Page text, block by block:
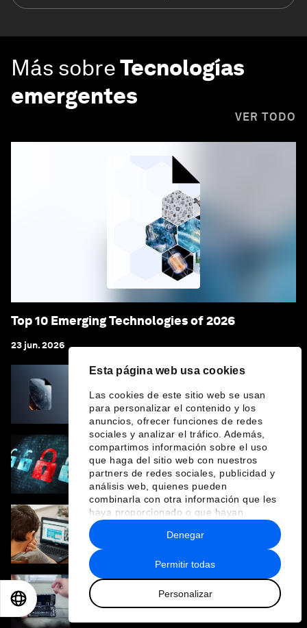
Esta página web usa cookies
Las cookies de este sitio web se usan
para personalizar el contenido y los
anuncios, ofrecer funciones de redes
sociales y analizar el tráfico. Además,
compartimos información sobre el uso
que haga del sitio web con nuestros
partners de redes sociales, publicidad y
análisis web, quienes pueden
combinarla con otra información que les
haya proporcionado o que hayan
recopilado a partir del uso que haya
hecho de sus servicios.
Permitir todas
Personalizar
Denegar
Más sobreTecnologías
emergentes
VER TODO
Top 10 Emerging Technologies of 2026
23 jun. 2026
Billion Opportunity
Cómo la IA podría ayudar a combatir el
crimen financiero reinventando la
integridad
La innovación digital y la gobernanza no son
opuestas, son inseparables
Pasaportes digitales: ¿Cuándo aporta valor
la transparencia a los productos circulares?
EN